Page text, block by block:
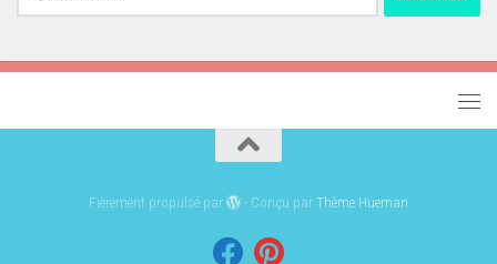
Fièrement propulsé par - Conçu parThème Hueman